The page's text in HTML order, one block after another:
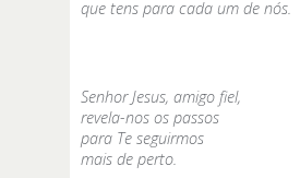
que tens para cada um de nós.
Senhor Jesus, amigo fiel,
revela-nos os passos
para Te seguirmos
mais de perto.